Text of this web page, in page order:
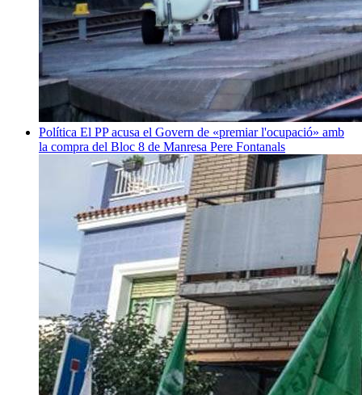
Política El PP acusa el Govern de «premiar l'ocupació» amb
la compra del Bloc 8 de Manresa Pere Fontanals